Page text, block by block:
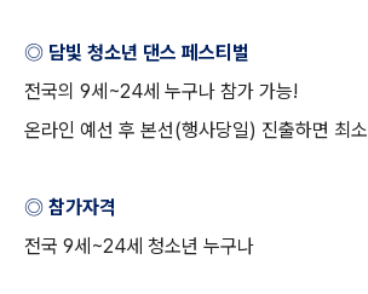
◎ 담빛 청소년 댄스 페스티벌
전국의 9세 ~24세 누구나 참가 가능!
온라인 예선 후 본선(행사당일) 진출하면 최소
◎ 참가자격
전국 9세 ~24세 청소년 누구나